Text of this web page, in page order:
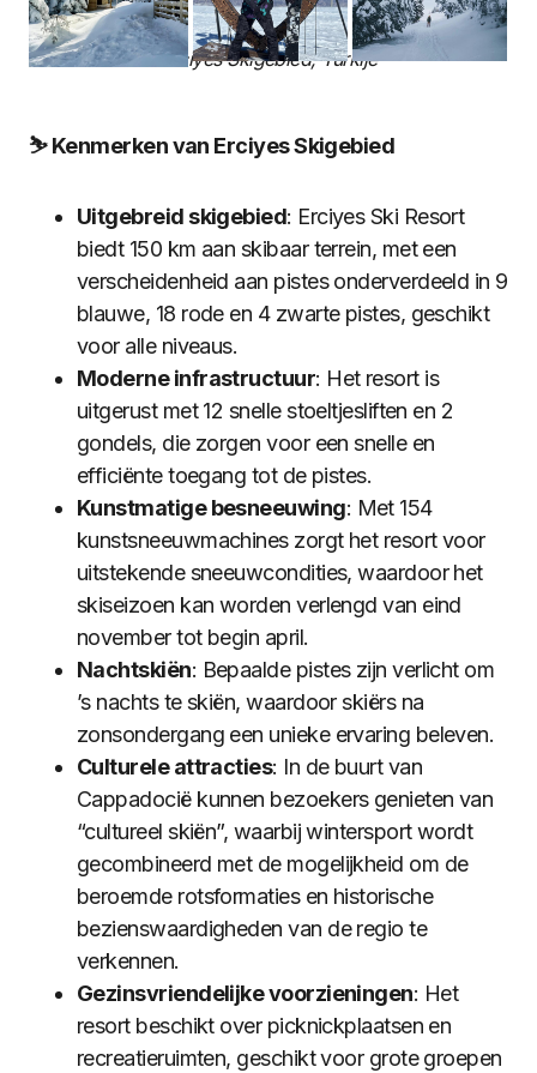
Erciyes Skigebied, Turkije
⛷️ Kenmerken van Erciyes Skigebied
Uitgebreid skigebied: Erciyes Ski Resort
biedt 150 km aan skibaar terrein, met een
verscheidenheid aan pistes onderverdeeld in 9
blauwe, 18 rode en 4 zwarte pistes, geschikt
voor alle niveaus.
Moderne infrastructuur: Het resort is
uitgerust met 12 snelle stoeltjesliften en 2
gondels, die zorgen voor een snelle en
efficiënte toegang tot de pistes.
Kunstmatige besneeuwing: Met 154
kunstsneeuwmachines zorgt het resort voor
uitstekende sneeuwcondities, waardoor het
skiseizoen kan worden verlengd van eind
november tot begin april.
Nachtskiën: Bepaalde pistes zijn verlicht om
’s nachts te skiën, waardoor skiërs na
zonsondergang een unieke ervaring beleven.
Culturele attracties: In de buurt van
Cappadocië kunnen bezoekers genieten van
“cultureel skiën”, waarbij wintersport wordt
gecombineerd met de mogelijkheid om de
beroemde rotsformaties en historische
bezienswaardigheden van de regio te
verkennen.
Gezinsvriendelijke voorzieningen: Het
resort beschikt over picknickplaatsen en
recreatieruimten, geschikt voor grote groepen